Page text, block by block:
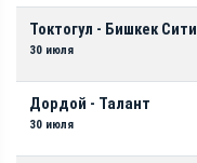
Токтогул - Бишкек Сити
30 июля
Дордой - Талант
30 июля